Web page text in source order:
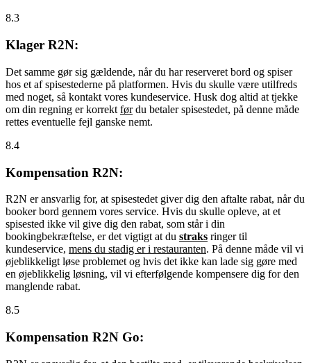
8.3
Klager R2N:
Det samme gør sig gældende, når du har reserveret bord og spiser
hos et af spisestederne på platformen. Hvis du skulle være utilfreds
med noget, så kontakt vores kundeservice. Husk dog altid at tjekke
om din regning er korrekt førdu betaler spisestedet, på denne måde
rettes eventuelle fejl ganske nemt.
8.4
Kompensation R2N:
R2N er ansvarlig for, at spisestedet giver dig den aftalte rabat, når du
booker bord gennem vores service. Hvis du skulle opleve, at et
spisested ikke vil give dig den rabat, som står i din
bookingbekræftelse, er det vigtigt at du straks ringer til
kundeservice, mens du stadig er i restauranten. På denne måde vil vi
øjeblikkeligt løse problemet og hvis det ikke kan lade sig gøre med
en øjeblikkelig løsning, vil vi efterfølgende kompensere dig for den
manglende rabat.
8.5
Kompensation R2N Go: